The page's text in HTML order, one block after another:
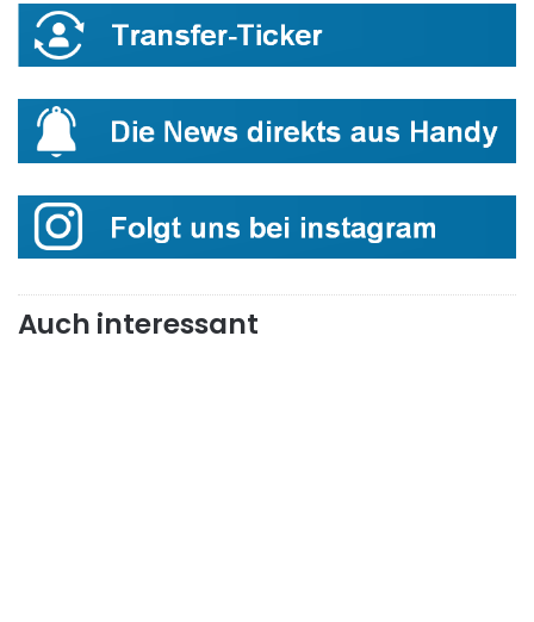
Auch interessant